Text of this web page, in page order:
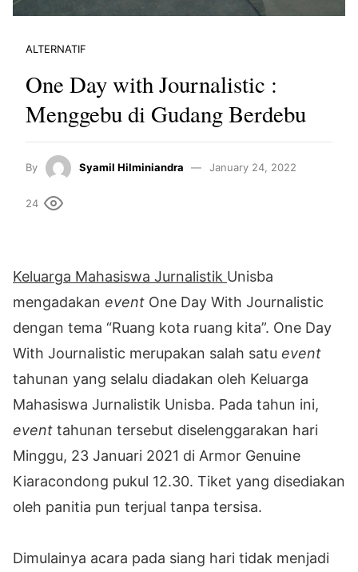
ALTERNATIF
One Day with Journalistic :
Menggebu di Gudang Berdebu
By Syamil Hilminiandra January 24, 2022
24
Keluarga Mahasiswa Jurnalistik Unisba
mengadakan event One Day With Journalistic
dengan tema “Ruang kota ruang kita”. One Day
With Journalistic merupakan salah satu event
tahunan yang selalu diadakan oleh Keluarga
Mahasiswa Jurnalistik Unisba. Pada tahun ini,
event tahunan tersebut diselenggarakan hari
Minggu, 23 Januari 2021 di Armor Genuine
Kiaracondong pukul 12.30. Tiket yang disediakan
oleh panitia pun terjual tanpa tersisa.
Dimulainya acara pada siang hari tidak menjadi